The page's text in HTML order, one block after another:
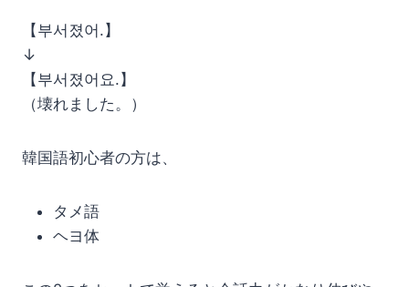
【부서졌어.】
↓
【부서졌어요.】
（壊れました。）
韓国語初心者の方は、
タメ語
ヘヨ体